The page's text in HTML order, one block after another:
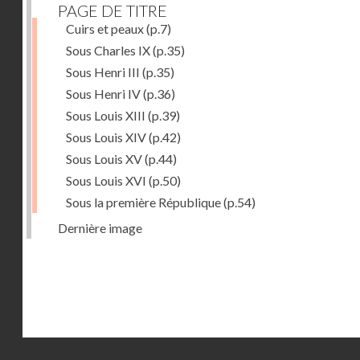
PAGE DE TITRE
Cuirs et peaux(p.7)
Sous Charles IX(p.35)
Sous Henri III (p.35)
Sous Henri IV(p.36)
Sous Louis XIII (p.39)
Sous Louis XIV(p.42)
Sous Louis XV(p.44)
Sous Louis XVI (p.50)
Sous la première République(p.54)
Dernière image